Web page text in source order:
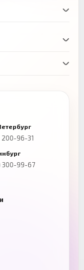
200-96-31
300-99-67